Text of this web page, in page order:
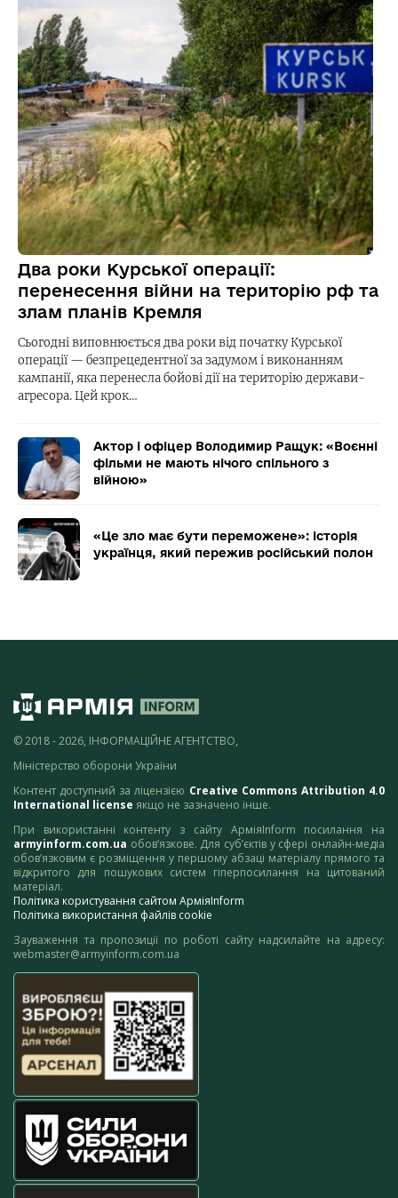
Два роки Курської операції:
перенесення війни на територію рф та
злам планів Кремля
Сьогодні виповнюється два роки від початку Курської
операції — безпрецедентної за задумом і виконанням
кампанії, яка перенесла бойові дії на територію держави-
агресора. Цей крок…
Актор і офіцер Володимир Ращук: «Воєнні
фільми не мають нічого спільного з
війною»
«Це зло має бути переможене»: історія
українця, який пережив російський полон
© 2018 - 2026, ІНФОРМАЦІЙНЕ АГЕНТСТВО,
Міністерство оборони України
Контент доступний за ліцензією Creative Commons Attribution 4.0
International license якщо не зазначено інше.
При використанні контенту з сайту АрміяInform посилання на
armyinform.com.ua обов’язкове. Для суб’єктів у сфері онлайн-медіа
обов’язковим є розміщення у першому абзаці матеріалу прямого та
відкритого для пошукових систем гіперпосилання на цитований
матеріал.
Політика користування сайтом АрміяInform
Політика використання файлів cookie
Зауваження та пропозиції по роботі сайту надсилайте на адресу:
webmaster@armyinform.com.ua